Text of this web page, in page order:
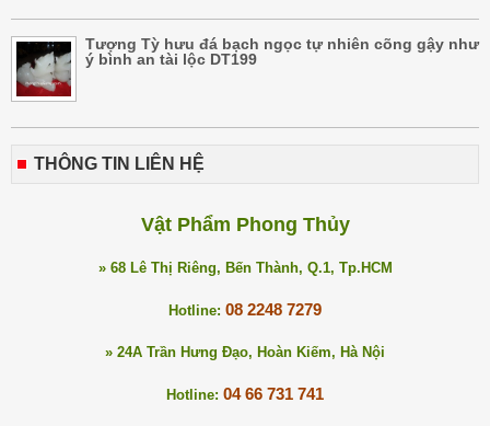
Tượng Tỳ hưu đá bạch ngọc tự nhiên cõng gậy như
ý bình an tài lộc DT199
THÔNG TIN LIÊN HỆ
Vật Phẩm Phong Thủy
» 68 Lê Thị Riêng, Bến Thành, Q.1, Tp.HCM
Hotline: 08 2248 7279
» 24A Trần Hưng Đạo, Hoàn Kiếm, Hà Nội
Hotline: 04 66 731 741